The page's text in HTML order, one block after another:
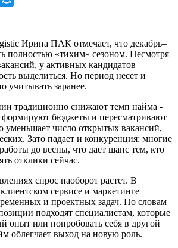
Ирина ПАК отмечает, что декабрь–
полностью «тихим» сезоном. Несмотря
у активных кандидатов
выделиться. Но период несет и
учитывать заранее.
традиционно снижают темп найма -
формируют бюджеты и пересматривают
уменьшает число открытых вакансий,
Зато падает и конкуренция: многие
до весны, что дает шанс тем, кто
отклики сейчас.
спрос наоборот растет. В
сервисе и маркетинге
и проектных задач. По словам
подходят специалистам, которые
опыт или попробовать себя в другой
облегчает выход на новую роль.